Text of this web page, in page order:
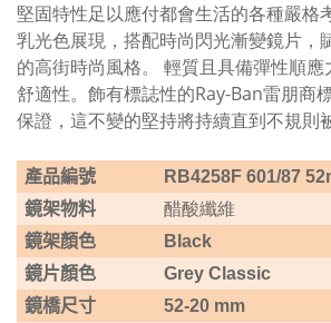
堅固特性足以應付都會生活的各種嚴格
乳光色展現，搭配時尚閃光漸變鏡片，
的高街時尚風格。 輕質且具備彈性順
舒適性。飾有標誌性的Ray-Ban雷朋商
保證，這不變的堅持將持續直到不規則
產品編號
RB4258F 601/87
鏡架物料
醋酸纖維
鏡架顏色
Black
鏡片顏色
Grey Classic
鏡橋尺寸
52-20 mm